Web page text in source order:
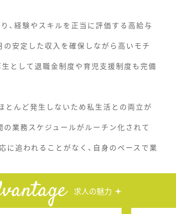
経験やスキルを正当に評価する高給与
安定した収入を確保しながら高いモチ
として退職金制度や育児支援制度も完備
んど発生しないため私生活との両立が
業務スケジュールがルーチン化されて
追われることがなく、自身のペースで業
求人の魅力